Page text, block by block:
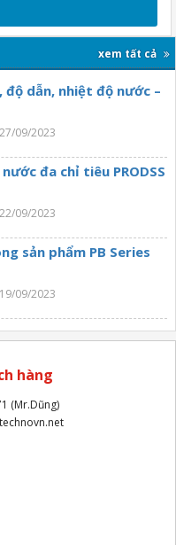
xem tất cả
độ dẫn, nhiệt độ nước –
27/09/2023
đa chỉ tiêu PRODSS
22/09/2023
sản phẩm PB Series
19/09/2023
hàng
(Mr.Dũng)